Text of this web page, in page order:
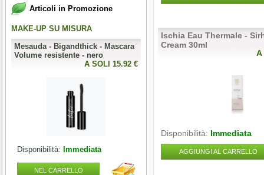
Articoli in Promozione
MAKE-UP SU MISURA
Mesauda - Bigandthick - Mascara
Volume resistente - nero
A SOLI 15.92 €
Disponibilità: Immediata
NEL CARRELLO
PERFECT NAILS
Mesauda - MNP Bonbons -
Disponibilità:Immediata
Ischia Eau Thermale -
Cream 30ml
A
Disponibilità: Immediata
AGGIUNGI AL CARRELLO